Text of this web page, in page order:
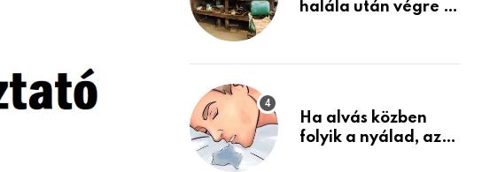
halála után végre át
holmiját – amit
életemet
Ha alvás közben
folyik a nyálad, az